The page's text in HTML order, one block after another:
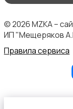
© 2026 MZKA –
ИП "Мещеряков
Правила сервиса